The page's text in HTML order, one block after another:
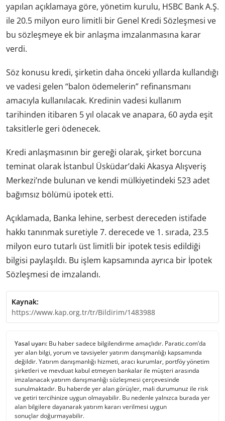
yapılan açıklamaya göre, yönetim kurulu, HSBC Bank A.Ş.
ile 20.5 milyon euro limitli bir Genel Kredi Sözleşmesi ve
bu sözleşmeye ek bir anlaşma imzalanmasına karar
verdi.
Söz konusu kredi, şirketin daha önceki yıllarda kullandığı
ve vadesi gelen “balon ödemelerin” refinansmanı
amacıyla kullanılacak. Kredinin vadesi kullanım
tarihinden itibaren 5 yıl olacak ve anapara, 60 ayda eşit
taksitlerle geri ödenecek.
Kredi anlaşmasının bir gereği olarak, şirket borcuna
teminat olarak İstanbul Üsküdar’daki Akasya Alışveriş
Merkezi’nde bulunan ve kendi mülkiyetindeki 523 adet
bağımsız bölümü ipotek etti.
Açıklamada, Banka lehine, serbest dereceden istifade
hakkı tanınmak suretiyle 7. derecede ve 1. sırada, 23.5
milyon euro tutarlı üst limitli bir ipotek tesis edildiği
bilgisi paylaşıldı. Bu işlem kapsamında ayrıca bir İpotek
Sözleşmesi de imzalandı.
Kaynak:
https://www.kap.org.tr/tr/Bildirim/1483988
Yasal uyarı: Bu haber sadece bilgilendirme amaçlıdır. Paratic.com’da
yer alan bilgi, yorum ve tavsiyeler yatırım danışmanlığı kapsamında
değildir. Yatırım danışmanlığı hizmeti, aracı kurumlar, portföy yönetim
şirketleri ve mevduat kabul etmeyen bankalar ile müşteri arasında
imzalanacak yatırım danışmanlığı sözleşmesi çerçevesinde
sunulmaktadır. Bu haberde yer alan görüşler, mali durumunuz ile risk
ve getiri tercihinize uygun olmayabilir. Bu nedenle yalnızca burada yer
alan bilgilere dayanarak yatırım kararı verilmesi uygun
sonuçlar doğurmayabilir.